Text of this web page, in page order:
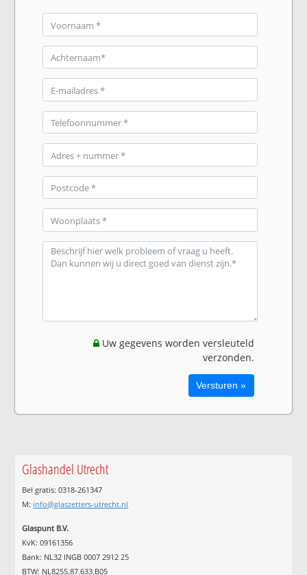
Uw gegevens worden versleuteld
verzonden.
Glashandel Utrecht
Bel gratis: 0318-261347
M: info@glaszetters-utrecht.nl
Glaspunt B.V.
KvK: 09161356
Bank: NL32 INGB 0007 2912 25
BTW: NL8255.87.633.B05